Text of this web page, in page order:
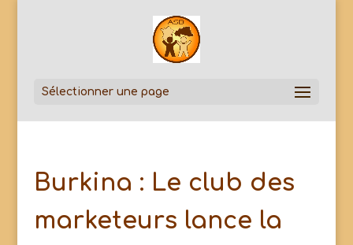
Sélectionner une page
Burkina : Le club des
marketeurs lance la